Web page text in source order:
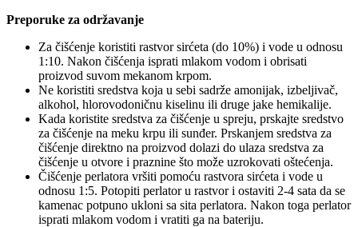
Preporuke za održavanje
Za čišćenje koristiti rastvor sirćeta (do 10%) i vode u odnosu
1:10. Nakon čišćenja isprati mlakom vodom i obrisati
proizvod suvom mekanom krpom.
Ne koristiti sredstva koja u sebi sadrže amonijak, izbeljivač,
alkohol, hlorovodoničnu kiselinu ili druge jake hemikalije.
Kada koristite sredstva za čišćenje u spreju, prskajte sredstvo
za čišćenje na meku krpu ili sunđer. Prskanjem sredstva za
čišćenje direktno na proizvod dolazi do ulaza sredstva za
čišćenje u otvore i praznine što može uzrokovati oštećenja.
Čišćenje perlatora vršiti pomoću rastvora sirćeta i vode u
odnosu 1:5. Potopiti perlator u rastvor i ostaviti 2-4 sata da se
kamenac potpuno ukloni sa sita perlatora. Nakon toga perlator
isprati mlakom vodom i vratiti ga na bateriju.